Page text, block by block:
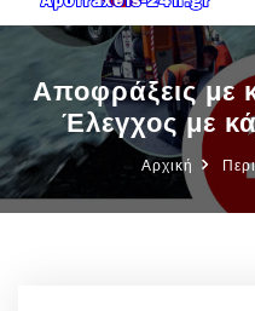
Αποφράξεις με
Έλεγχος με
Αρχική